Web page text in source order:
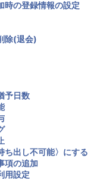
時の登録情報の設定
除(退会)
予日数
ち出し不可能〉にする
項の追加
用設定